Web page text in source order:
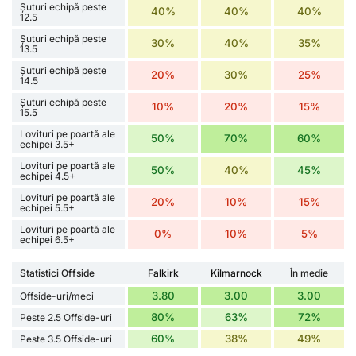
Șuturi echipă peste
12.5
40% 40% 40%
Șuturi echipă peste
13.5
30% 40% 35%
Șuturi echipă peste
14.5
20% 30% 25%
Șuturi echipă peste
15.5
10% 20% 15%
Lovituri pe poartă ale
echipei 3.5+
50% 70% 60%
Lovituri pe poartă ale
echipei 4.5+
50% 40% 45%
Lovituri pe poartă ale
echipei 5.5+
20% 10% 15%
Lovituri pe poartă ale
echipei 6.5+
0% 10% 5%
Statistici Offside Falkirk Kilmarnock
În medie
Offside-uri/meci
3.80 3.00 3.00
Peste 2.5 Offside-uri 80% 63% 72%
Peste 3.5 Offside-uri 60% 38% 49%